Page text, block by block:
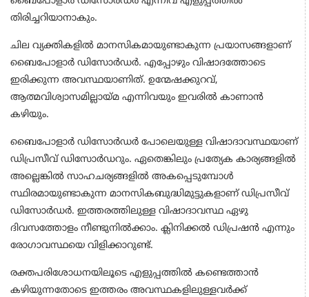
തിരിച്ചറിയാനാകും.
ചില വ്യക്തികളില്‍ മാനസികമായുണ്ടാകുന്ന പ്രയാസങ്ങളാണ്
ബൈപോളാര്‍ ഡിസോര്‍ഡര്‍. എപ്പോഴും വിഷാദത്തോടെ
ഇരിക്കുന്ന അവസ്ഥയാണിത്. ഉന്മേഷക്കുറവ്,
ആത്മവിശ്വാസമില്ലായ്മ എന്നിവയും ഇവരില്‍ കാണാന്‍
കഴിയും.
ബൈപോളാര്‍ ഡിസോര്‍ഡര്‍ പോലെയുള്ള വിഷാദാവസ്ഥയാണ്
ഡിപ്രസീവ് ഡിസോര്‍ഡറും. ഏതെങ്കിലും പ്രത്യേക കാര്യങ്ങളില്‍
അല്ലെങ്കില്‍ സാഹചര്യങ്ങളില്‍ അകപ്പെടുമ്പോള്‍
സ്ഥിരമായുണ്ടാകുന്ന മാനസികബുദ്ധിമുട്ടുകളാണ് ഡിപ്രസീവ്
ഡിസോര്‍ഡര്‍. ഇത്തരത്തിലുള്ള വിഷാദാവസ്ഥ ഏഴു
ദിവസത്തോളം നീണ്ടുനില്‍ക്കാം. ക്ലിനിക്കല്‍ ഡിപ്രഷന്‍ എന്നും
രോഗാവസ്ഥയെ വിളിക്കാറുണ്ട്.
രക്തപരിശോധനയിലൂടെ എളുപ്പത്തില്‍ കണ്ടെത്താന്‍
കഴിയുന്നതോടെ ഇത്തരം അവസ്ഥകളിലുള്ളവര്‍ക്ക്